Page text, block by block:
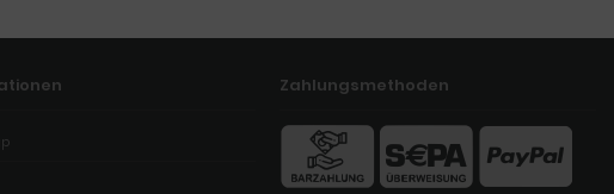
Zahlungsmethoden